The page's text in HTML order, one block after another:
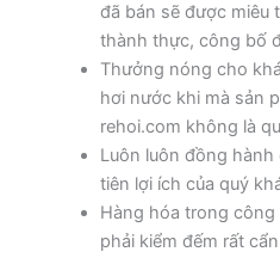
đã bán sẽ được miêu
thành thực, công bố
Thưởng nóng cho
hơi nước khi mà sản
rehoi.com không là
Luôn luôn đồng
tiên lợi ích của quý
Hàng hóa trong
phải kiểm đếm rất